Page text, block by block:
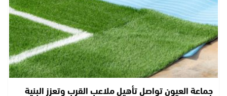
جماعة العيون تواصل تأهيل ملاعب القرب وتعزز البنية